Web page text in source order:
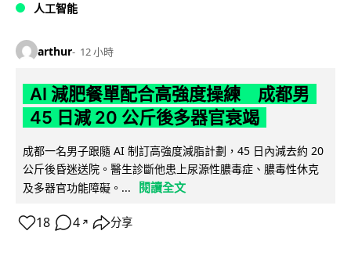
人工智能
arthur 12 小時
AI 減肥餐單配合高強度操練 成都男
45 日減 20 公斤後多器官衰竭
成都一名男子跟隨 AI 制訂高強度減脂計劃，45 日內減去約 20
公斤後昏迷送院。醫生診斷他患上尿源性膿毒症、膿毒性休克
及多器官功能障礙。...
閱讀全文
18 4 ↗ 分享